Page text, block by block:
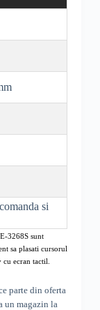
si
3268Ssunt
sa plasati cursorul
ecran tactil.
parte din oferta
un magazin la